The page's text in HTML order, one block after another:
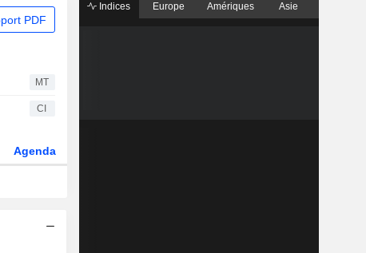
PDF
MT
CI
Agenda
Indices Europe Amériques Asie